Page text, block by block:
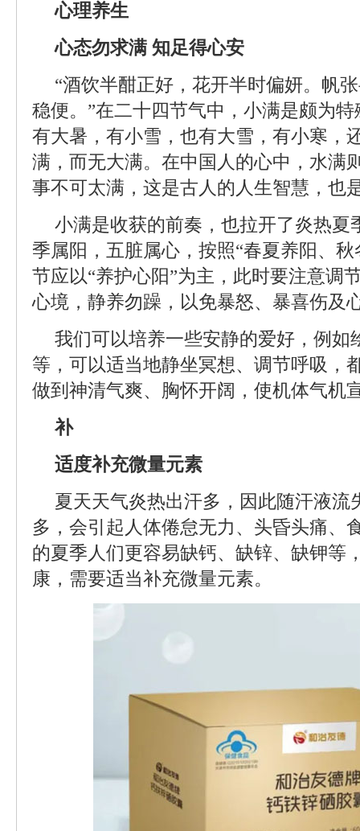
心理养生
心态勿求满 知足得心安
“酒饮半酣正好，花开半时偏妍。帆
稳便。”在二十四节气中，小满是颇为
有大暑，有小雪，也有大雪，有小寒，
满，而无大满。在中国人的心中，水满
事不可太满，这是古人的人生智慧，也
小满是收获的前奏，也拉开了炎热夏
季属阳，五脏属心，按照“春夏养阳、
节应以“养护心阳”为主，此时要注意调
心境，静养勿躁，以免暴怒、暴喜伤及
我们可以培养一些安静的爱好，例如
等，可以适当地静坐冥想、调节呼吸，
做到神清气爽、胸怀开阔，使机体气机
补
适度补充微量元素
夏天天气炎热出汗多，因此随汗液流
多，会引起人体倦怠无力、头昏头痛、
的夏季人们更容易缺钙、缺锌、缺钾等
康，需要适当补充微量元素。